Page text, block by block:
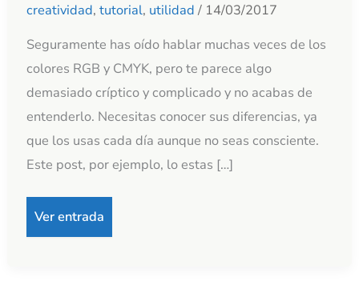
creatividad,tutorial, utilidad / 14/03/2017
Seguramente has oído hablar muchas veces de los
colores RGB y CMYK, pero te parece algo
demasiado críptico y complicado y no acabas de
entenderlo. Necesitas conocer sus diferencias, ya
que los usas cada día aunque no seas consciente.
Este post, por ejemplo, lo estas […]
Ver entrada